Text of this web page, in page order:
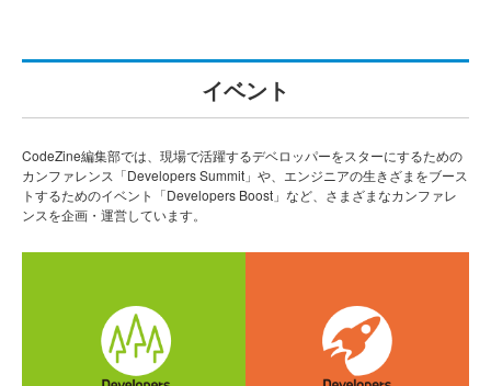
イベント
CodeZine編集部では、現場で活躍するデベロッパーをスターにするための
カンファレンス「Developers Summit」や、エンジニアの生きざまをブース
トするためのイベント「Developers Boost」など、さまざまなカンファレ
ンスを企画・運営しています。